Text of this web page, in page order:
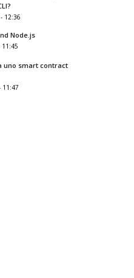
12:36
Node.js
11:45
uno smart contract
11:47